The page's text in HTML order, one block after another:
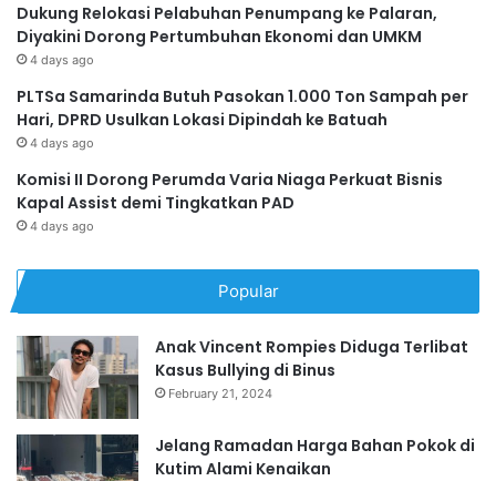
Dukung Relokasi Pelabuhan Penumpang ke Palaran,
Diyakini Dorong Pertumbuhan Ekonomi dan UMKM
4 days ago
PLTSa Samarinda Butuh Pasokan 1.000 Ton Sampah per
Hari, DPRD Usulkan Lokasi Dipindah ke Batuah
4 days ago
Komisi II Dorong Perumda Varia Niaga Perkuat Bisnis
Kapal Assist demi Tingkatkan PAD
4 days ago
Popular
Anak Vincent Rompies Diduga Terlibat
Kasus Bullying di Binus
February 21, 2024
Jelang Ramadan Harga Bahan Pokok di
Kutim Alami Kenaikan